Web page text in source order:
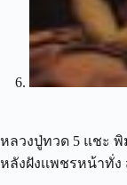
หลวงปู่ทวด 5 แชะ
หลังฝังเเพชรหน้าทั่